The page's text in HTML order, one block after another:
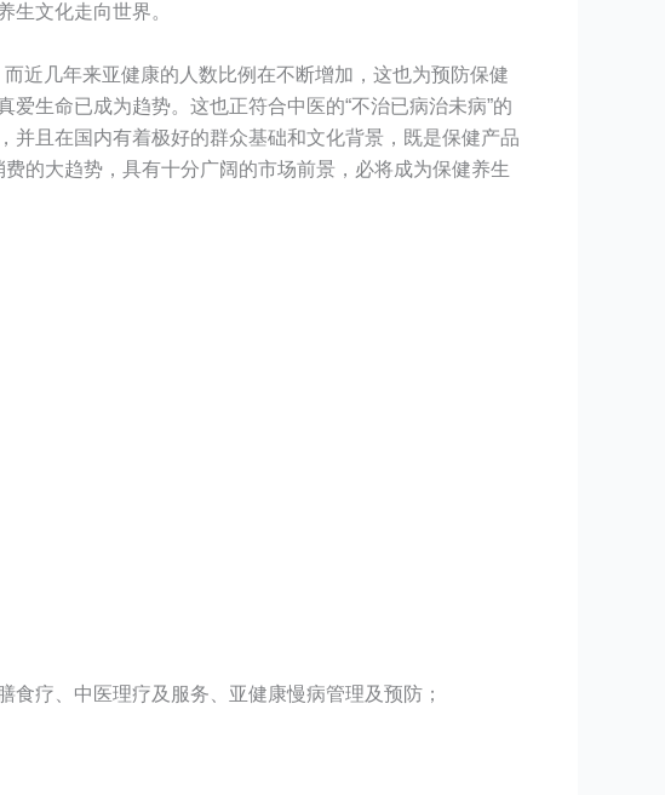
生文化走向世界。
近几年来亚健康的人数比例在不断增加，这也为预防保健
生命已成为趋势。这也正符合中医的“不治已病治未病”的
且在国内有着极好的群众基础和文化背景，既是保健产品
的大趋势，具有十分广阔的市场前景，必将成为保健养生
疗、中医理疗及服务、亚健康慢病管理及预防；